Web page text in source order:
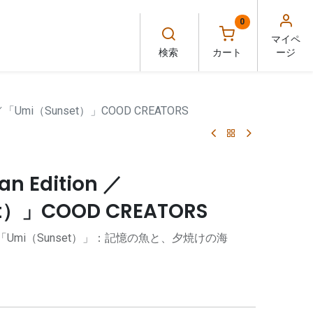
検索
0
カート
マイペ
ージ
Umi（Sunset）」COOD CREATORS
Edition ／
」COOD CREATORS
Umi（Sunset）」：記憶の魚と、夕焼けの海